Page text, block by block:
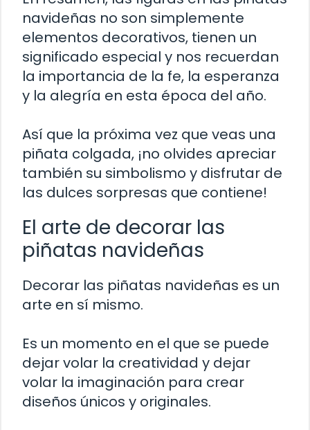
navideñas no son simplemente
elementos decorativos, tienen un
significado especial y nos recuerdan
la importancia de la fe, la esperanza
y la alegría en esta época del año.
Así que la próxima vez que veas una
piñata colgada, ¡no olvides apreciar
también su simbolismo y disfrutar de
las dulces sorpresas que contiene!
El arte de decorar las
piñatas navideñas
Decorar las piñatas navideñas es un
arte en sí mismo.
Es un momento en el que se puede
dejar volar la creatividad y dejar
volar la imaginación para crear
diseños únicos y originales.